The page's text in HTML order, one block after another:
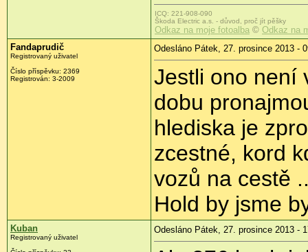
ICQ: 221-908-090
Škoda Electric a.s. - důvod, proč jít pěšky
Odkaz na moje fotoalba © Odkaz na
Fandaprudič
Registrovaný uživatel
Číslo příspěvku: 2369
Registrován: 3-2009
Odesláno Pátek, 27. prosince 2013 -
Jestli ono není
dobu
hlediska je
zcestné, kord
vozů na cestě
Hold by jsme
Kuban
Registrovaný uživatel
Odesláno Pátek, 27. prosince 2013 -